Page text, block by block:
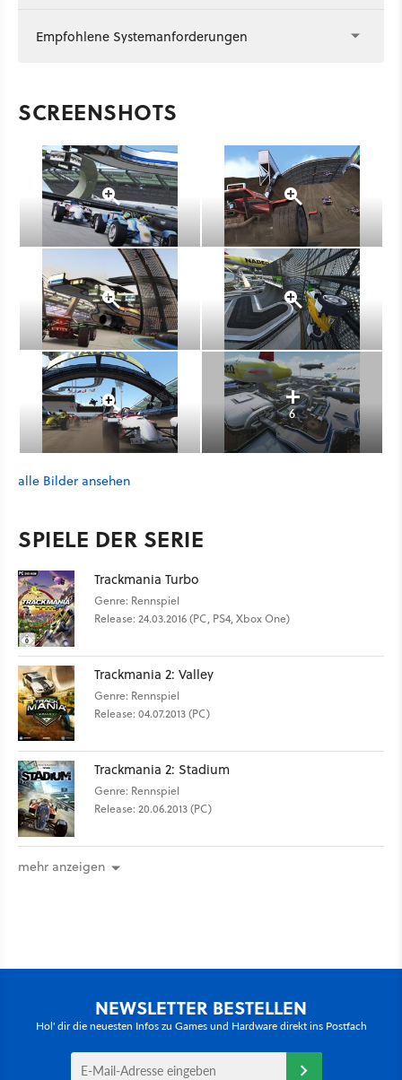
Empfohlene Systemanforderungen
SCREENSHOTS
6
alle Bilder ansehen
SPIELE DER SERIE
Trackmania Turbo
Genre: Rennspiel
Release: 24.03.2016 (PC, PS4, Xbox One)
Trackmania 2: Valley
Genre: Rennspiel
Release: 04.07.2013 (PC)
Trackmania 2: Stadium
Genre: Rennspiel
Release: 20.06.2013 (PC)
mehr anzeigen
NEWSLETTER BESTELLEN
Hol' dir die neuesten Infos zu Games und Hardware direkt ins Postfach